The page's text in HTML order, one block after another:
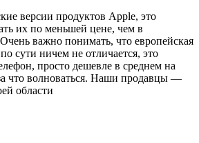
версии продуктов Apple, это
их по меньшей цене, чем в
важно понимать, что европейская
сути ничем не отличается, это
просто дешевле в среднем на
что волноваться. Наши продавцы —
области